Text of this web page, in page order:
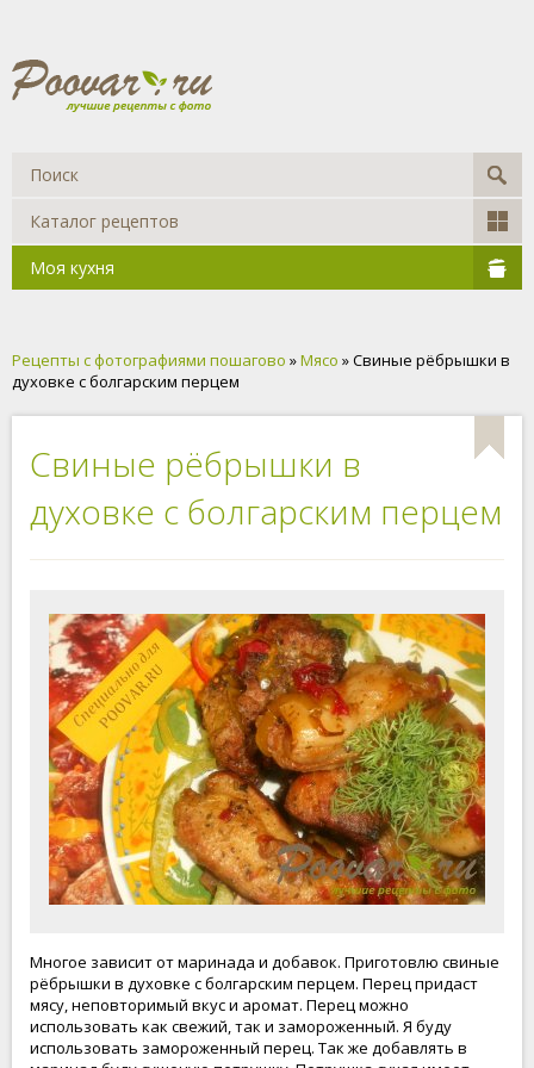
Каталог рецептов
Моя кухня
Рецепты с фотографиями пошагово »Мясо » Свиные рёбрышки в
духовке с болгарским перцем
Свиные рёбрышки в
духовке с болгарским перцем
Многое зависит от маринада и добавок. Приготовлю свиные
рёбрышки в духовке с болгарским перцем. Перец придаст
мясу, неповторимый вкус и аромат. Перец можно
использовать как свежий, так и замороженный. Я буду
использовать замороженный перец. Так же добавлять в